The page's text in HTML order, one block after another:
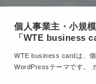
個人事業主・小規
「WTE business
WTE business cardは、個人事業主や小規模ビジネスにおすすめのLP型
WordPressテーマです。